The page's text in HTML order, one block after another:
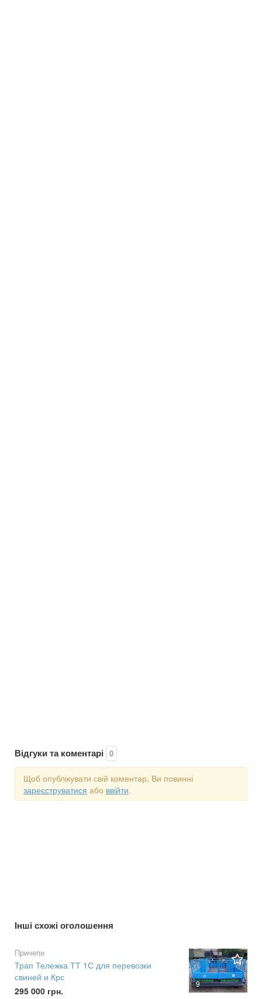
Відгуки та коментарі 0
Щоб опублікувати свій коментар, Ви повинні
зареєструватися або ввійти.
Інші схожі оголошення
9
Причепи
Трап Тележка ТТ 1С для перевозки
свиней и Крс
295 000 грн.